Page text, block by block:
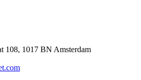
108, 1017 BN Amsterdam